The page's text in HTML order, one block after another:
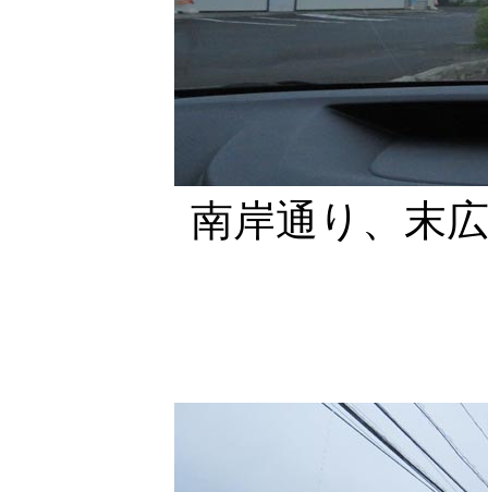
南岸通り、末